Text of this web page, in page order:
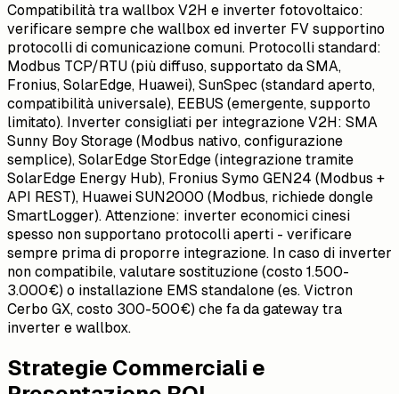
Compatibilità tra wallbox V2H e inverter fotovoltaico:
verificare sempre che wallbox ed inverter FV supportino
protocolli di comunicazione comuni. Protocolli standard:
Modbus TCP/RTU (più diffuso, supportato da SMA,
Fronius, SolarEdge, Huawei), SunSpec (standard aperto,
compatibilità universale), EEBUS (emergente, supporto
limitato). Inverter consigliati per integrazione V2H: SMA
Sunny Boy Storage (Modbus nativo, configurazione
semplice), SolarEdge StorEdge (integrazione tramite
SolarEdge Energy Hub), Fronius Symo GEN24 (Modbus +
API REST), Huawei SUN2000 (Modbus, richiede dongle
SmartLogger). Attenzione: inverter economici cinesi
spesso non supportano protocolli aperti - verificare
sempre prima di proporre integrazione. In caso di inverter
non compatibile, valutare sostituzione (costo 1.500-
3.000€) o installazione EMS standalone (es. Victron
Cerbo GX, costo 300-500€) che fa da gateway tra
inverter e wallbox.
Strategie Commerciali e